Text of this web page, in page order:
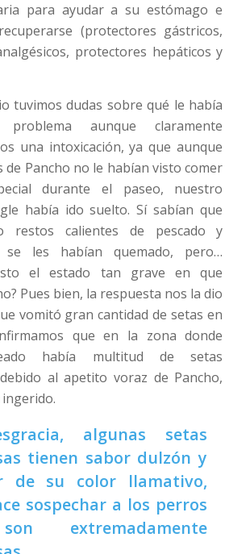
para ayudar a su estómago e
(protectores gástricos,
protectores hepáticos y
tuvimos dudas sobre qué le había
aunque claramente
una intoxicación, ya que aunque
de Pancho no le habían visto comer
durante el paseo, nuestro
había ido suelto. Sí sabían que
restos calientes de pescado y
se les habían quemado, pero…
el estado tan grave en que
Pues bien, la respuesta nos la dio
vomitó gran cantidad de setas en
que en la zona donde
había multitud de setas
al apetito voraz de Pancho,
algunas setas
tienen sabor dulzón y
de su color llamativo,
sospechar a los perros
extremadamente